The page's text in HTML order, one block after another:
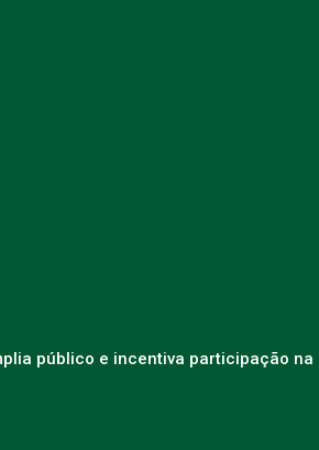
público e incentiva participação na